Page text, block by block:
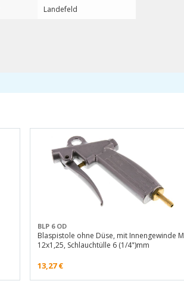
Landefeld
BLP 6 OD
Blaspistole ohne Düse, mit Innengewinde M
12x1,25, Schlauchtülle 6 (1/4")mm
13,27€